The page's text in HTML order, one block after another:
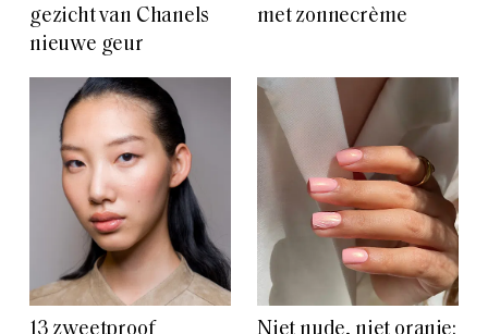
gezicht van Chanels
nieuwe geur
met zonnecrème